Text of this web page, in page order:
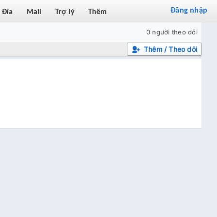
Đĩa Mail Trợ lý Thêm Đăng nhập
0 người theo dõi
Thêm / Theo dõi